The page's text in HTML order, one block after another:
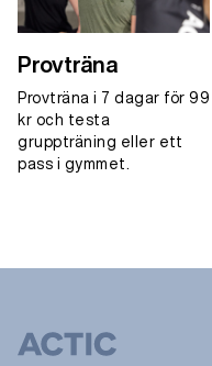
Provträna
Provträna i 7 dagar för 99
kr och testa
gruppträning eller ett
pass i gymmet.